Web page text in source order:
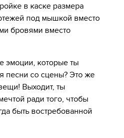
в каске размера
под мышкой вместо
бровями вместо
эмоции, которые ты
песни со сцены? Это же
Выходит, ты
ради того, чтобы
быть востребованной